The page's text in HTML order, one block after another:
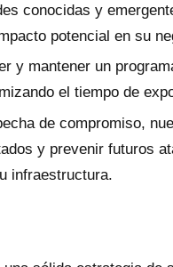
conocidas y
potencial en su
y mantener un
el tiempo de
de compromiso,
y prevenir futuros
infraestructura.